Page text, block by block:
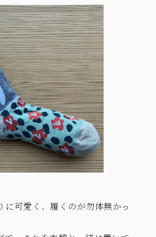
に可愛く、履くのが勿体無かっ